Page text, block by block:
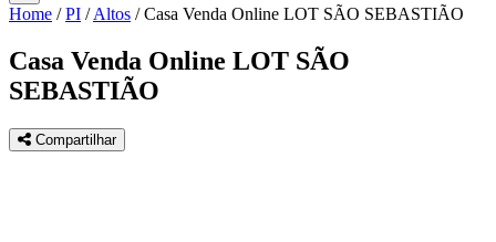
Leilões
Blog
Home / PI / Altos / Casa Venda Online LOT SÃO SEBASTIÃO
Casa Venda Online LOT SÃO
SEBASTIÃO
Compartilhar